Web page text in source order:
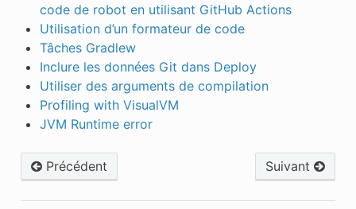
code de robot en utilisant GitHub Actions
Utilisation d’un formateur de code
Tâches Gradlew
Inclure les données Git dans Deploy
Utiliser des arguments de compilation
Profiling with VisualVM
JVM Runtime error
Précédent Suivant